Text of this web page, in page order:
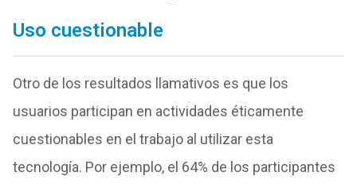
Uso cuestionable
Otro de los resultados llamativos es que los
usuarios participan en actividades éticamente
cuestionables en el trabajo al utilizar esta
tecnología. Por ejemplo, el 64% de los participantes